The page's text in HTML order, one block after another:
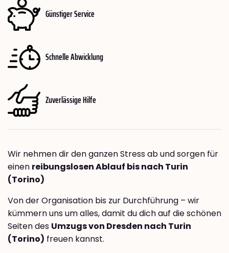
Günstiger Service
Schnelle Abwicklung
Zuverlässige Hilfe
Wir nehmen dir den ganzen Stress ab und sorgen für
einen reibungslosen Ablauf bis nach Turin
(Torino)
Von der Organisation bis zur Durchführung – wir
kümmern uns um alles, damit du dich auf die schönen
Seiten des Umzugs von Dresden nach Turin
(Torino) freuen kannst.